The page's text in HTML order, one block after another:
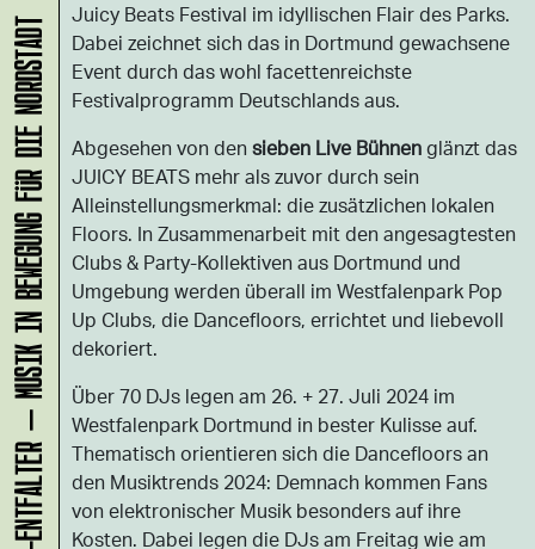
Juicy Beats Festival im idyllischen Flair des Parks.
Dabei zeichnet sich das in Dortmund gewachsene
Event durch das wohl facettenreichste
Festivalprogramm Deutschlands aus.
Abgesehen von den sieben Live Bühnenglänzt das
JUICY BEATS mehr als zuvor durch sein
Alleinstellungsmerkmal: die zusätzlichen lokalen
Floors. In Zusammenarbeit mit den angesagtesten
Clubs & Party-Kollektiven aus Dortmund und
Umgebung werden überall im Westfalenpark Pop
Up Clubs, die Dancefloors, errichtet und liebevoll
dekoriert.
Über 70 DJs legen am 26. + 27. Juli 2024 im
Westfalenpark Dortmund in bester Kulisse auf.
Thematisch orientieren sich die Dancefloors an
den Musiktrends 2024: Demnach kommen Fans
von elektronischer Musik besonders auf ihre
Kosten. Dabei legen die DJs am Freitag wie am
KLANG-ENTFALTER – MUSIK IN BEWEGUNG FÜR DIE NORDSTADT